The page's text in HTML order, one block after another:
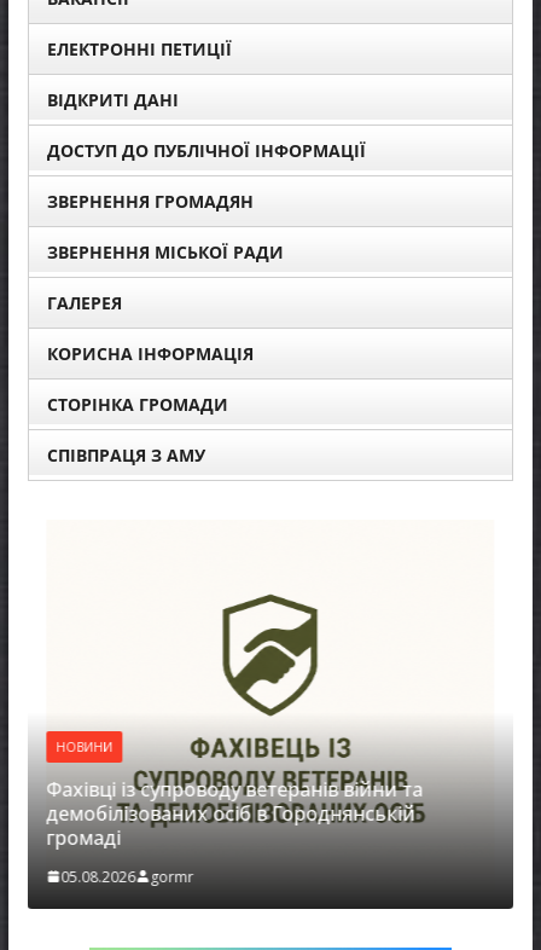
ЕЛЕКТРОННІ ПЕТИЦІЇ
ВІДКРИТІ ДАНІ
ДОСТУП ДО ПУБЛІЧНОЇ ІНФОРМАЦІЇ
ЗВЕРНЕННЯ ГРОМАДЯН
ЗВЕРНЕННЯ МІСЬКОЇ РАДИ
ГАЛЕРЕЯ
КОРИСНА ІНФОРМАЦІЯ
СТОРІНКА ГРОМАДИ
СПІВПРАЦЯ З АМУ
ветеранів війни та
осіб в Городнянській
НОВИНИ
МОВЧАННЯ